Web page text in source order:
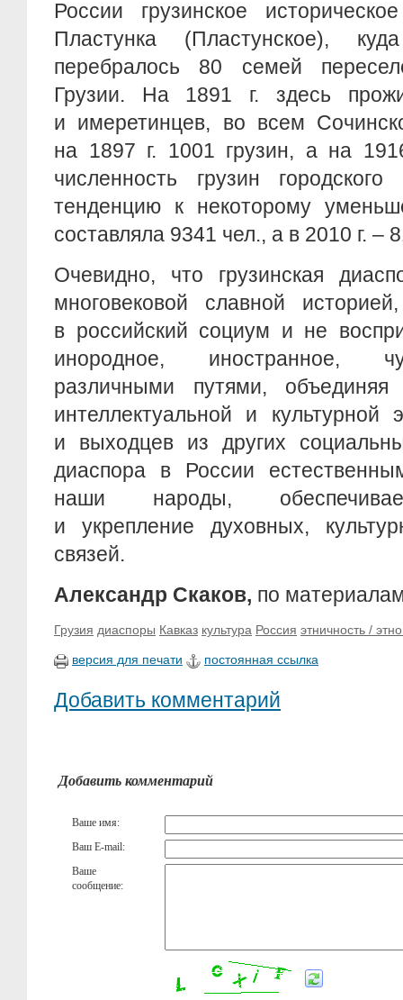
России грузинское
Пластунка (Пластунское),
перебралось 80 семей
Грузии. На 1891 г. здесь
и имеретинцев, во всем
на 1897 г. 1001 грузин, а на
численность грузин
тенденцию к некоторому
составляла 9341 чел., а в 2010 г. –
Очевидно, что грузинская
многовековой славной
в российский социум и не
инородное, иностранное,
различными путями, объединяя
интеллектуальной и
и выходцев из других
диаспора в России
наши народы,
и укрепление духовных,
связей.
Александр Скаков, по
Грузия диаспоры Кавказ культура Россия этничность /
версия для печати постоянная ссылка
Добавить комментарий
Добавить комментарий
Ваше имя:
Ваш E-mail:
Ваше
сообщение: